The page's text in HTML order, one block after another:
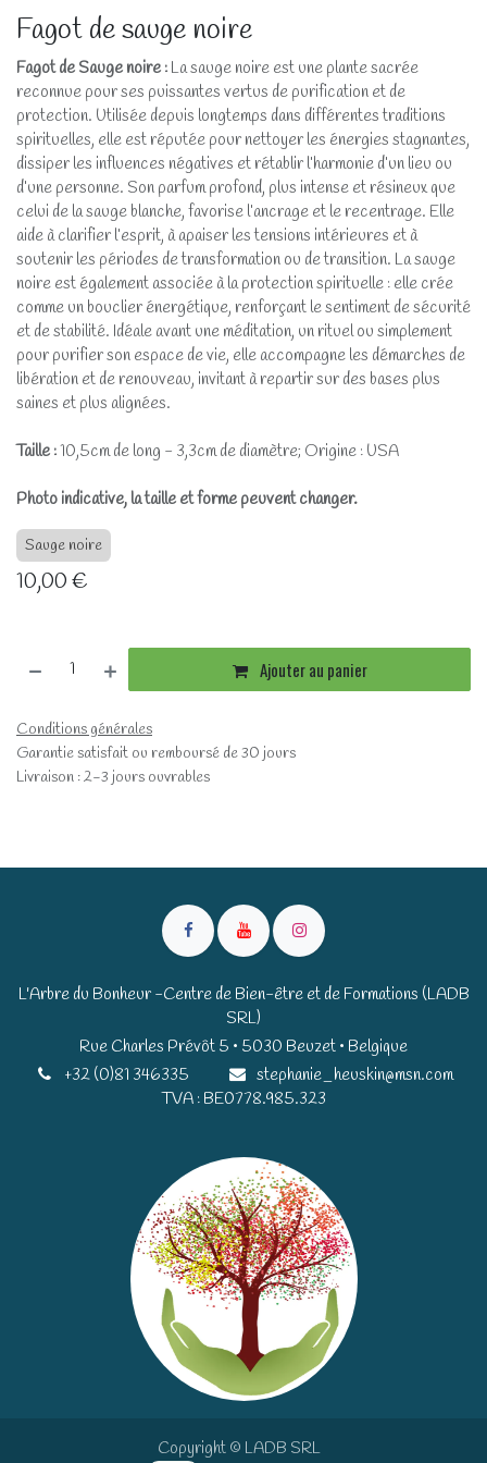
Fagot de sauge noire
Fagot de Sauge noire : La sauge noire est une plante sacrée
reconnue pour ses puissantes vertus de purification et de
protection. Utilisée depuis longtemps dans différentes traditions
spirituelles, elle est réputée pour nettoyer les énergies stagnantes,
dissiper les influences négatives et rétablir l’harmonie d’un lieu ou
d’une personne. Son parfum profond, plus intense et résineux que
celui de la sauge blanche, favorise l’ancrage et le recentrage. Elle
aide à clarifier l’esprit, à apaiser les tensions intérieures et à
soutenir les périodes de transformation ou de transition. La sauge
noire est également associée à la protection spirituelle : elle crée
comme un bouclier énergétique, renforçant le sentiment de sécurité
et de stabilité. Idéale avant une méditation, un rituel ou simplement
pour purifier son espace de vie, elle accompagne les démarches de
libération et de renouveau, invitant à repartir sur des bases plus
saines et plus alignées.
Taille :10,5cm de long - 3,3cm de diamètre; Origine : USA
Photo indicative, la taille et forme peuvent changer.
Sauge noire
10,00€
Ajouter au panier
Conditions générales
Garantie satisfait ou remboursé de 30 jours
Livraison : 2-3 jours ouvrables
L'Arbre du Bonheur -Centre de Bien-être et de Formations (LADB
SRL)
Rue Charles Prévôt 5 • 5030 Beuzet • Belgique​​
+32 (0)81 346335
stephanie_heuskin@msn.com
TVA : BE0778.985.323
Copyright © LADB SRL